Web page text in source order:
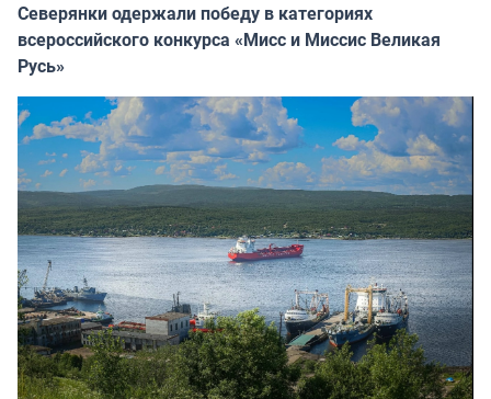
Северянки одержали победу в категориях
всероссийского конкурса «Мисс и Миссис Великая
Русь»